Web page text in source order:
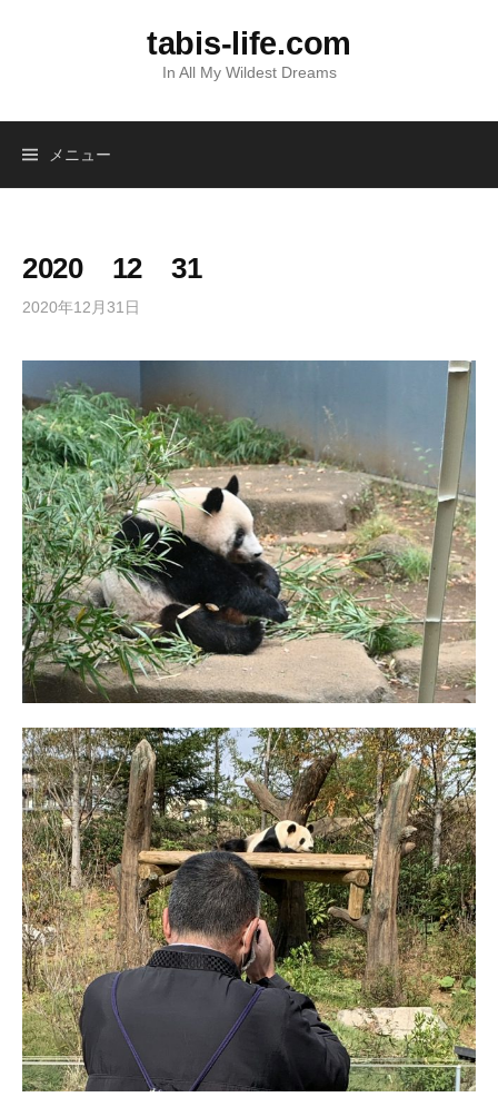
ツ
tabis-life.com
In All My Wildest Dreams
メニュー
2020 12 31
2020年12月31日